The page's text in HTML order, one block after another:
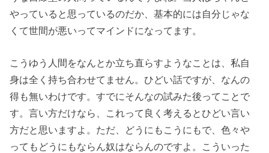
やっていると思っているのだか、基本的には自分じゃな
くて世間が悪いってマインドになってます。
こうゆう人間をなんとか立ち直らすようなことは、私自
身は全く持ち合わせてません。ひどい話ですが、なんの
得も無いわけです。すでにそんなの試みた後ってことで
す。言い方だけなら、これって良く考えるとひどい言い
方だと思いますよ。ただ、どうにもこうにもで、色々や
ってもどうにもならん奴はならんのですよ。こういった